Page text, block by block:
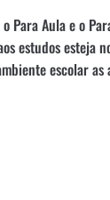
Para Aula e o
estudos esteja
escolar